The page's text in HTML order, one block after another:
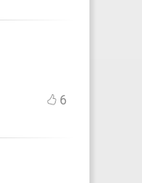
6